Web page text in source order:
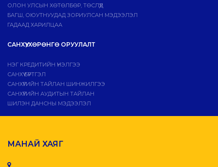
ОЛОН УЛСЫН ХӨТӨЛБӨР, ТӨСЛҮҮД
БАГШ, ОЮУТНУУДАД ЗОРИУЛСАН МЭДЭЭЛЭЛ
ГАДААД ХАРИЛЦАА
САНХҮҮ, ХӨРӨНГӨ ОРУУЛАЛТ
НЭГ КРЕДИТИЙН ҮНЭЛГЭЭ
САНХҮҮ БҮРТГЭЛ
САНХҮҮГИЙН ТАЙЛАН ШИНЖИЛГЭЭ
САНХҮҮГИЙН АУДИТЫН ТАЙЛАН
ШИЛЭН ДАНСНЫ МЭДЭЭЛЭЛ
МАНАЙ ХАЯГ